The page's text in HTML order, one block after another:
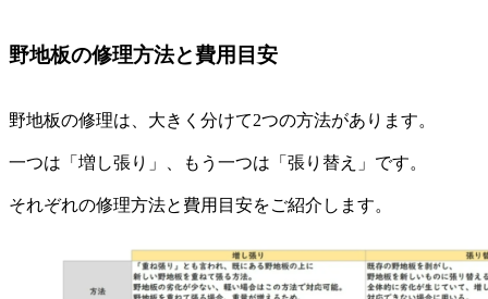
野地板の修理方法と費用目安
野地板の修理は、大きく分けて2つの方法があります。
一つは「増し張り」、もう一つは「張り替え」です。
それぞれの修理方法と費用目安をご紹介します。